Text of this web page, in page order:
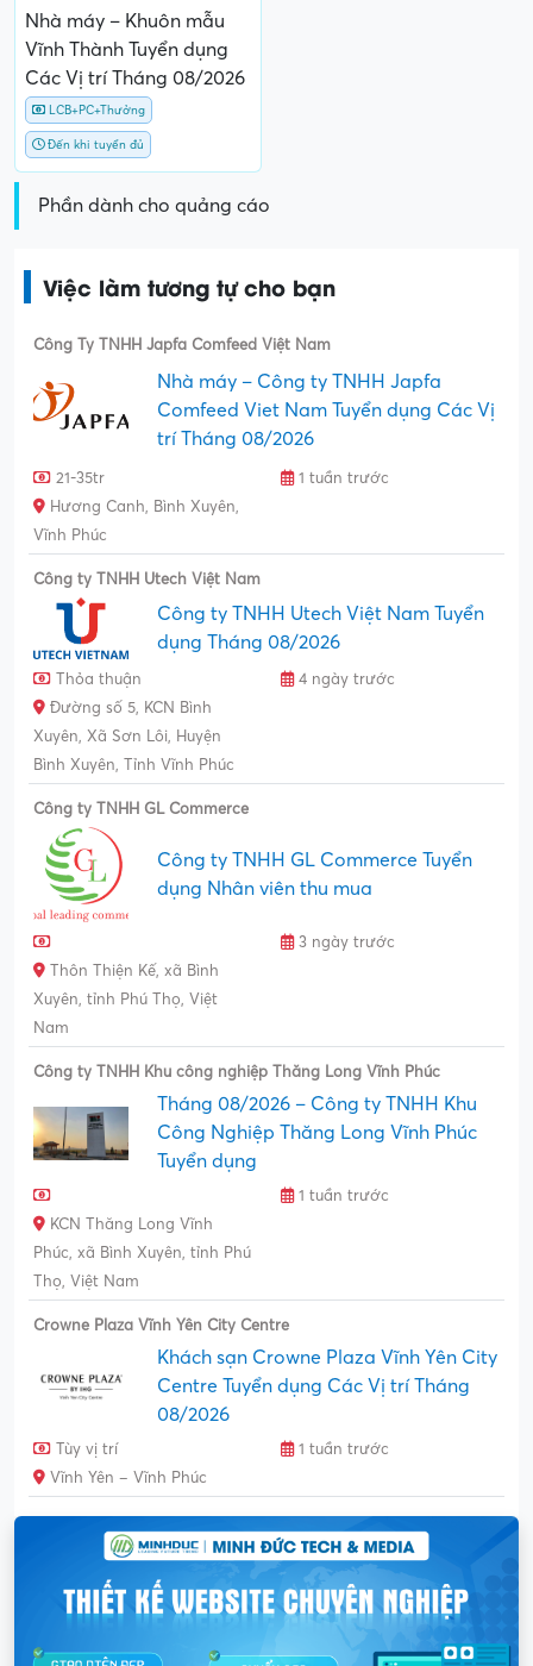
Nhà máy – Khuôn mẫu
Vĩnh Thành Tuyển dụng
Các Vị trí Tháng 08/2026
LCB+PC+Thưởng
Đến khi tuyển đủ
Phần dành cho quảng cáo
Việc làm tương tự cho bạn
Công Ty TNHH Japfa Comfeed Việt Nam
Nhà máy – Công ty TNHH Japfa
Comfeed Viet Nam Tuyển dụng Các Vị
trí Tháng 08/2026
21-35tr
1 tuần trước
Hương Canh, Bình Xuyên,
Vĩnh Phúc
Công ty TNHH Utech Việt Nam
Công ty TNHH Utech Việt Nam Tuyển
dụng Tháng 08/2026
Thỏa thuận
4 ngày trước
Đường số 5, KCN Bình
Xuyên, Xã Sơn Lôi, Huyện
Bình Xuyên, Tỉnh Vĩnh Phúc
Công ty TNHH GL Commerce
Công ty TNHH GL Commerce Tuyển
dụng Nhân viên thu mua
3 ngày trước
Thôn Thiện Kế, xã Bình
Xuyên, tỉnh Phú Thọ, Việt
Nam
Công ty TNHH Khu công nghiệp Thăng Long Vĩnh Phúc
Tháng 08/2026 – Công ty TNHH Khu
Công Nghiệp Thăng Long Vĩnh Phúc
Tuyển dụng
1 tuần trước
KCN Thăng Long Vĩnh
Phúc, xã Bình Xuyên, tỉnh Phú
Thọ, Việt Nam
Crowne Plaza Vĩnh Yên City Centre
Khách sạn Crowne Plaza Vĩnh Yên City
Centre Tuyển dụng Các Vị trí Tháng
08/2026
Tùy vị trí
1 tuần trước
Vĩnh Yên – Vĩnh Phúc